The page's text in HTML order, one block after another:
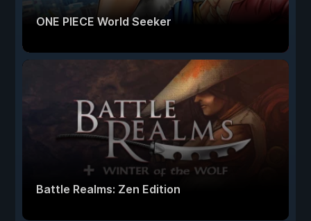
ONE PIECE World Seeker
Battle Realms: Zen Edition